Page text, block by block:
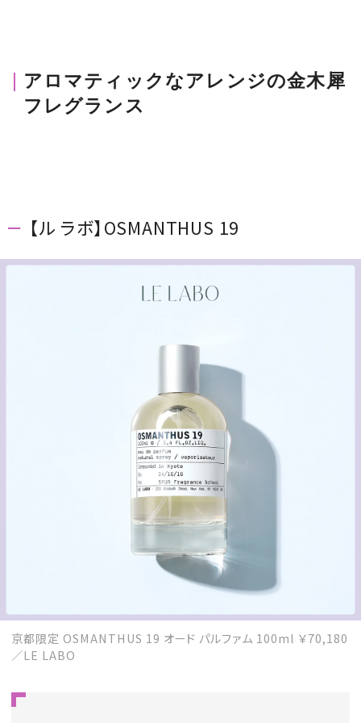
アロマティックなアレンジの金木犀
フレグランス
【ル ラボ】OSMANTHUS 19
京都限定 OSMANTHUS 19 オード パルファム 100ml ￥70,180
／LE LABO